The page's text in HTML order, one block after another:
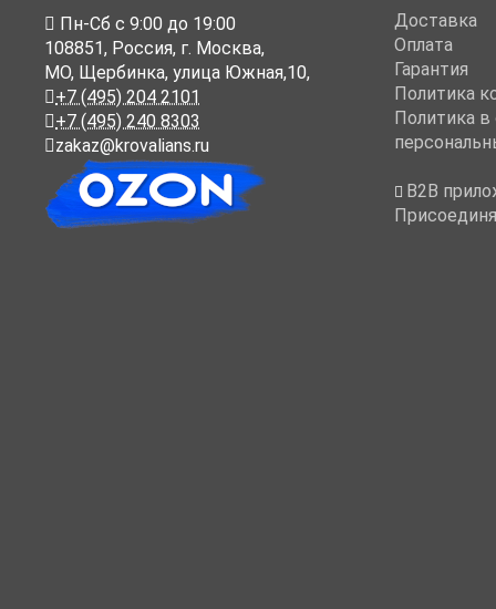
Пн-Cб с 9:00 до 19:00
108851, Россия, г. Москва,
МО, Щербинка, улица Южная,10,
+7 (495) 204 2101
+7 (495) 240 8303
zakaz@krovalians.ru
Доставка
Оплата
Гарантия
Политика
Политика
B2B